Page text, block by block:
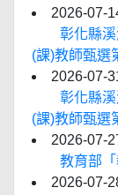
2026-07-
彰化縣
(課)教師甄選
2026-07-
彰化縣
(課)教師甄選
2026-07-
教育部
2026-07-